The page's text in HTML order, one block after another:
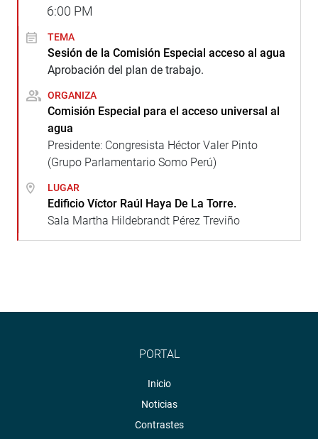
6:00 PM
TEMA
Sesión de la Comisión Especial acceso al agua
Aprobación del plan de trabajo.
ORGANIZA
Comisión Especial para el acceso universal al
agua
Presidente: Congresista Héctor Valer Pinto
(Grupo Parlamentario Somo Perú)
LUGAR
Edificio Víctor Raúl Haya De La Torre.
Sala Martha Hildebrandt Pérez Treviño
PORTAL
Inicio
Noticias
Contrastes